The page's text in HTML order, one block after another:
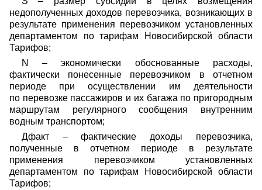
недополученных доходов перевозчика, возникающих в
результате применения перевозчиком установленных
департаментом по тарифам Новосибирской области
Тарифов;
N – экономически обоснованные расходы,
фактически понесенные перевозчиком в отчетном
периоде при осуществлении им деятельности
по перевозке пассажиров и их багажа по пригородным
маршрутам регулярного сообщения внутренним
водным транспортом;
Дфакт –фактические доходы перевозчика,
полученные в отчетном периоде в результате
применения перевозчиком установленных
департаментом по тарифам Новосибирской области
Тарифов;